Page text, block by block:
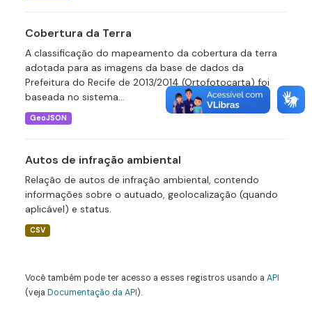
Cobertura da Terra
A classificação do mapeamento da cobertura da terra
adotada para as imagens da base de dados da
Prefeitura do Recife de 2013/2014 (Ortofotocarta) foi
baseada no sistema...
GeoJSON
Autos de infração ambiental
Relação de autos de infração ambiental, contendo
informações sobre o autuado, geolocalização (quando
aplicável) e status.
CSV
Você também pode ter acesso a esses registros usando a API
(veja Documentação da API).